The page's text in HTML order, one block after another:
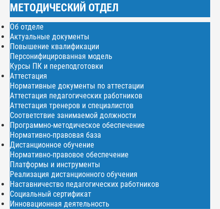
МЕТОДИЧЕСКИЙ ОТДЕЛ
Об отделе
Актуальные документы
Повышение квалификации
Персонифицированная модель
Курсы ПК и переподготовки
Аттестация
Нормативные документы по аттестации
Аттестация педагогических работников
Аттестация тренеров и специалистов
Соответствие занимаемой должности
Программно-методическое обеспечение
Нормативно-правовая база
Дистанционное обучение
Нормативно-правовое обеспечение
Платформы и инструменты
Реализация дистанционного обучения
Наставничество педагогических работников
Социальный сертификат
Инновационная деятельность